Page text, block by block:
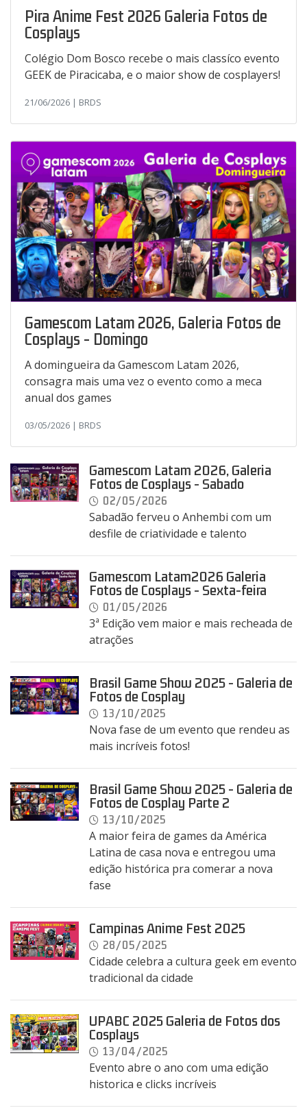
Pira Anime Fest 2026 Galeria Fotos de
Cosplays
Colégio Dom Bosco recebe o mais classíco evento
GEEK de Piracicaba, e o maior show de cosplayers!
21/06/2026 | BRDS
Gamescom Latam 2026, Galeria Fotos de
Cosplays - Domingo
A domingueira da Gamescom Latam 2026,
consagra mais uma vez o evento como a meca
anual dos games
03/05/2026 | BRDS
Gamescom Latam 2026, Galeria
Fotos de Cosplays - Sabado
02/05/2026
Sabadão ferveu o Anhembi com um
desfile de criatividade e talento
Gamescom Latam2026 Galeria
Fotos de Cosplays - Sexta-feira
01/05/2026
3ª Edição vem maior e mais recheada de
atrações
Brasil Game Show 2025 - Galeria de
Fotos de Cosplay
13/10/2025
Nova fase de um evento que rendeu as
mais incríveis fotos!
Brasil Game Show 2025 - Galeria de
Fotos de Cosplay Parte 2
13/10/2025
A maior feira de games da América
Latina de casa nova e entregou uma
edição histórica pra comerar a nova
fase
Campinas Anime Fest 2025
28/05/2025
Cidade celebra a cultura geek em evento
tradicional da cidade
UPABC 2025 Galeria de Fotos dos
Cosplays
13/04/2025
Evento abre o ano com uma edição
historica e clicks incríveis